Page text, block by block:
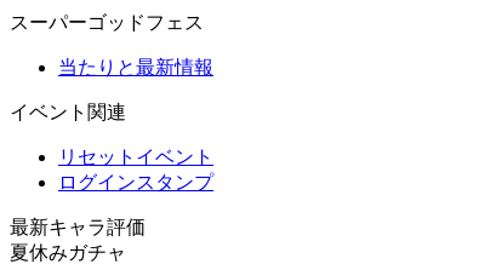
スーパーゴッドフェス
当たりと最新情報
イベント関連
リセットイベント
ログインスタンプ
最新キャラ評価
夏休みガチャ